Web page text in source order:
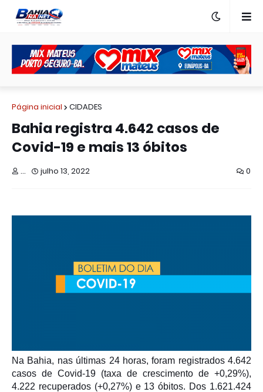
Página inicial CIDADES
Bahia registra 4.642 casos de
Covid-19 e mais 13 óbitos
... julho 13, 2022 0
Na Bahia, nas últimas 24 horas, foram registrados 4.642
casos de Covid-19 (taxa de crescimento de +0,29%),
4.222 recuperados (+0,27%) e 13 óbitos. Dos 1.621.424